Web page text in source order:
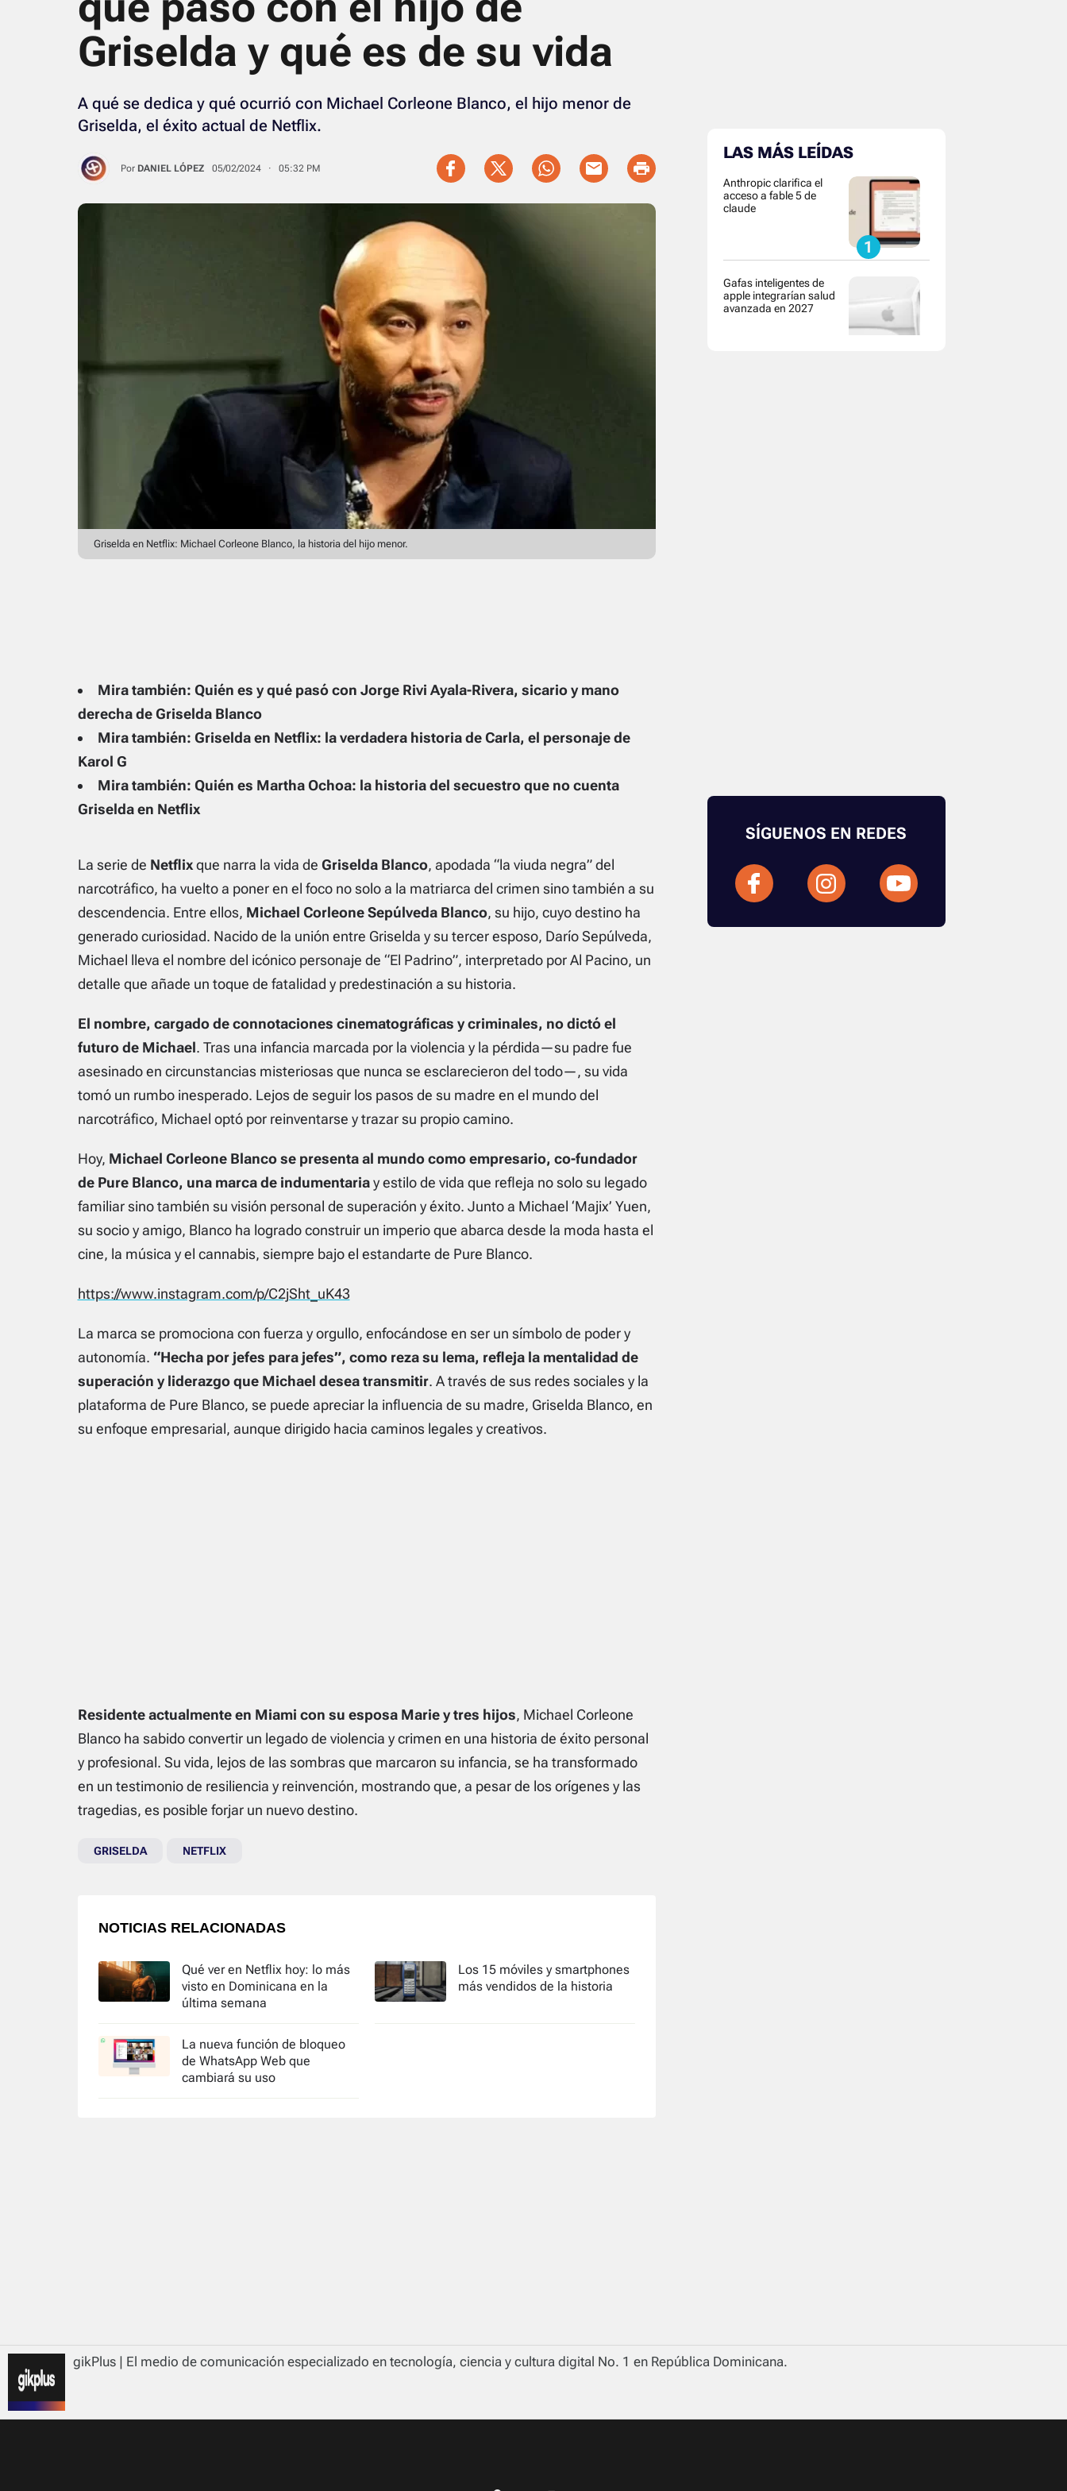
Griselda y qué es de su vida
A qué se dedica y qué ocurrió con Michael Corleone Blanco, el hijo menor de
Griselda, el éxito actual de Netflix.
Por DANIEL LÓPEZ 05/02/2024 · 05:32 PM
Griselda en Netflix: Michael Corleone Blanco, la historia del hijo menor.
Mira también: Quién es y qué pasó con Jorge Rivi Ayala-Rivera, sicario y mano
derecha de Griselda Blanco
Mira también: Griselda en Netflix: la verdadera historia de Carla, el personaje de
Karol G
Mira también: Quién es Martha Ochoa: la historia del secuestro que no cuenta
Griselda en Netflix
La serie de Netflixque narra la vida de Griselda Blanco, apodada “la viuda negra” del
narcotráfico, ha vuelto a poner en el foco no solo a la matriarca del crimen sino también a su
descendencia. Entre ellos, Michael Corleone Sepúlveda Blanco, su hijo, cuyo destino ha
generado curiosidad. Nacido de la unión entre Griselda y su tercer esposo, Darío Sepúlveda,
Michael lleva el nombre del icónico personaje de “El Padrino”, interpretado por Al Pacino, un
detalle que añade un toque de fatalidad y predestinación a su historia.
El nombre, cargado de connotaciones cinematográficas y criminales, no dictó el
futuro de Michael. Tras una infancia marcada por la violencia y la pérdida—su padre fue
asesinado en circunstancias misteriosas que nunca se esclarecieron del todo—, su vida
tomó un rumbo inesperado. Lejos de seguir los pasos de su madre en el mundo del
narcotráfico, Michael optó por reinventarse y trazar su propio camino.
Hoy, Michael Corleone Blanco se presenta al mundo como empresario, co-fundador
de Pure Blanco, una marca de indumentariay estilo de vida que refleja no solo su legado
familiar sino también su visión personal de superación y éxito. Junto a Michael ‘Majix’ Yuen,
su socio y amigo, Blanco ha logrado construir un imperio que abarca desde la moda hasta el
cine, la música y el cannabis, siempre bajo el estandarte de Pure Blanco.
https://www.instagram.com/p/C2jSht_uK43
La marca se promociona con fuerza y orgullo, enfocándose en ser un símbolo de poder y
autonomía. “Hecha por jefes para jefes”, como reza su lema, refleja la mentalidad de
superación y liderazgo que Michael desea transmitir. A través de sus redes sociales y la
plataforma de Pure Blanco, se puede apreciar la influencia de su madre, Griselda Blanco, en
su enfoque empresarial, aunque dirigido hacia caminos legales y creativos.
Residente actualmente en Miami con su esposa Marie y tres hijos, Michael Corleone
Blanco ha sabido convertir un legado de violencia y crimen en una historia de éxito personal
y profesional. Su vida, lejos de las sombras que marcaron su infancia, se ha transformado
en un testimonio de resiliencia y reinvención, mostrando que, a pesar de los orígenes y las
tragedias, es posible forjar un nuevo destino.
GRISELDA NETFLIX
NOTICIAS RELACIONADAS
Qué ver en Netflix hoy: lo más
visto en Dominicana en la
última semana
Los 15 móviles y smartphones
más vendidos de la historia
La nueva función de bloqueo
de WhatsApp Web que
cambiará su uso
LAS MÁS LEÍDAS
Anthropic clarifica el
acceso a fable 5 de
claude
Gafas inteligentes de
apple integrarían salud
avanzada en 2027
SÍGUENOS EN REDES
gikPlus | El medio de comunicación especializado en tecnología, ciencia y cultura digital No. 1 en República Dominicana.